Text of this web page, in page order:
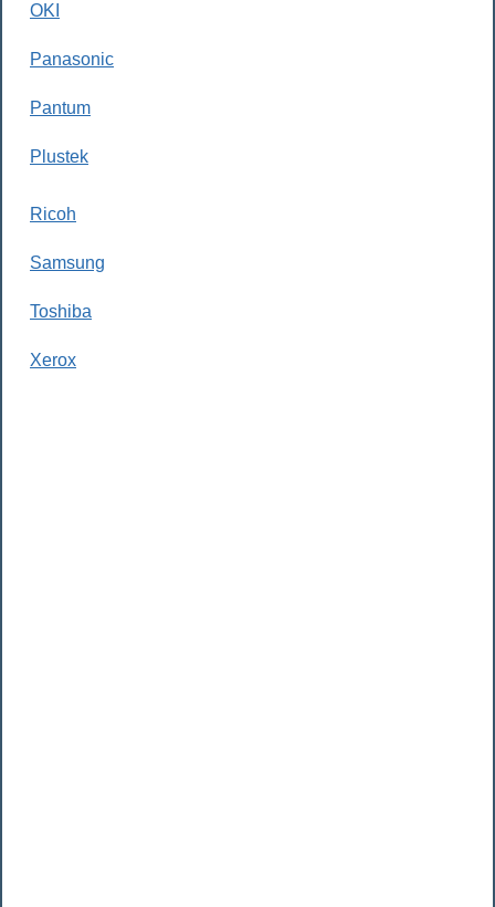
OKI
Panasonic
Pantum
Plustek
Ricoh
Samsung
Toshiba
Xerox